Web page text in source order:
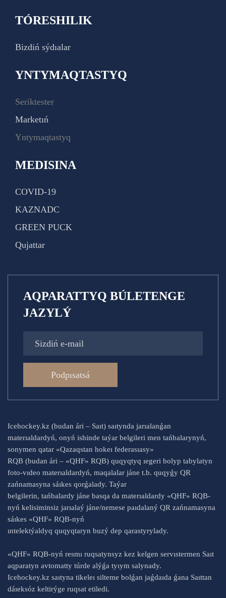
TÓRESHILIK
Bizdiń sýdıalar
YNTYMAQTASTYQ
Seriktester
Marketıń
Yntymaqtastyq
MEDISINA
COVID-19
KAZNADC
GREEN PUCK
Qujattar
AQPARATTYQ BÚLETENGE
JAZYLÝ
Podpısatsá
Icehockey.kz (budan ári – Saıt) saıtynda jarıalanǵan
materıaldardyń, onyń ishinde taýar belgileri men tańbalarynyń,
sonymen qatar «Qazaqstan hokeı federasıasy»
RQB (budan ári – «QHF» RQB) quqyqtyq ıegeri bolyp tabylatyn
foto-vıdeo materıaldardyń, maqalalar jáne t.b. quqyǵy QR
zańnamasyna sáıkes qorǵalady. Taýar
belgilerin, tańbalardy jáne basqa da materıaldardy «QHF» RQB-
nyń kelisiminsiz jarıalaý jáne/nemese paıdalaný QR zańnamasyna
sáıkes «QHF» RQB-nyń
ıntelektýaldyq quqyqtaryn buzý dep qarastyrylady.
«QHF» RQB-nyń resmı ruqsatynsyz kez kelgen servıstermen Saıt
aqparatyn avtomatty túrde alýǵa tyıym salynady.
Icehockey.kz saıtyna tikeleı silteme bolǵan jaǵdaıda ǵana Saıttan
dáıeksóz keltirýge ruqsat etiledi.